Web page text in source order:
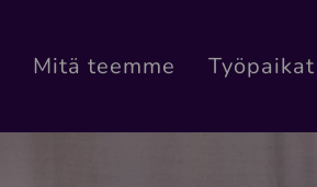
Mitä teemme Työpaikat